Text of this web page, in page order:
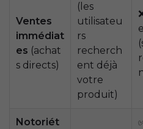
Ventes
immédiat
es (achat
s directs)
(les
utilisateu
rs
recherch
ent déjà
votre
produit)
Notoriét